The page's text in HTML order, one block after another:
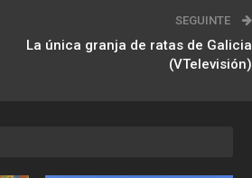
SEGUINTE
La única granja de ratas de Galicia
(VTelevisión)